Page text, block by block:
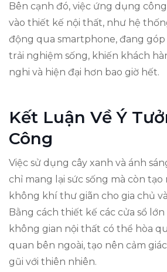
Bên cạnh đó, việc ứng dụng
vào thiết kế nội thất, như hệ
động qua smartphone, đang
trải nghiệm sống, khiến khách
nghi và hiện đại hơn bao giờ hết.
Kết Luận Về Ý
Công
Việc sử dụng cây xanh và ánh
chỉ mang lại sức sống mà còn
không khí thư giãn cho gia chủ
Bằng cách thiết kế các cửa sổ
không gian nội thất có thể hòa
quan bên ngoài, tạo nên cảm
gũi với thiên nhiên.